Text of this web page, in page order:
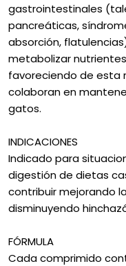
gastrointestinales
pancreáticas,
absorción,
metabolizar
favoreciendo de esta
colaboran en
gatos.
INDICACIONES
Indicado para
digestión de dietas
contribuir mejorando
disminuyendo
FÓRMULA
Cada comprimido